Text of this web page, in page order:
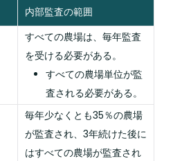
内部監査の範囲
すべての農場は、毎年監査
を受ける必要がある。
すべての農場単位が監
査される必要がある。
毎年少なくとも35％の農場
が監査され、3年続けた後に
はすべての農場が監査され